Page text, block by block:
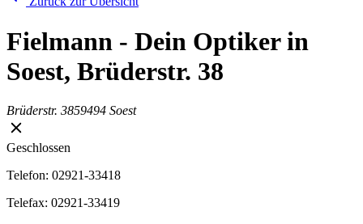
Fielmann - Dein Optiker in
Soest, Brüderstr. 38
Brüderstr. 3859494 Soest
Geschlossen
Telefon: 02921-33418
Telefax: 02921-33419